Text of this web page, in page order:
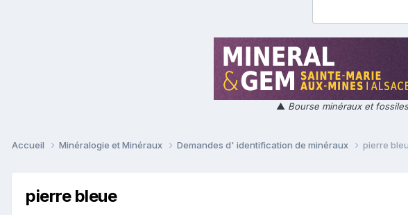
▲ Bourse minéraux et
Accueil Minéralogie et Minéraux Demandes d' identification de minéraux pierre
pierre bleue